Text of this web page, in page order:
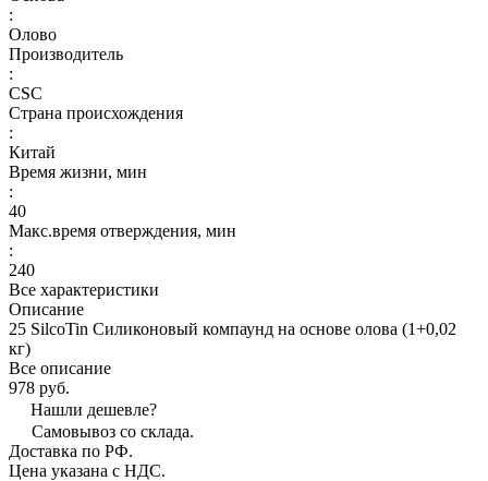
:
Олово
Производитель
:
CSC
Страна происхождения
:
Китай
Время жизни, мин
:
40
Макс.время отверждения, мин
:
240
Все характеристики
Описание
25 SilcoTin Силиконовый компаунд на основе олова (1+0,02
кг)
Все описание
978 руб.
Нашли дешевле?
Самовывоз со склада.
Доставка по РФ.
Цена указана с НДС.